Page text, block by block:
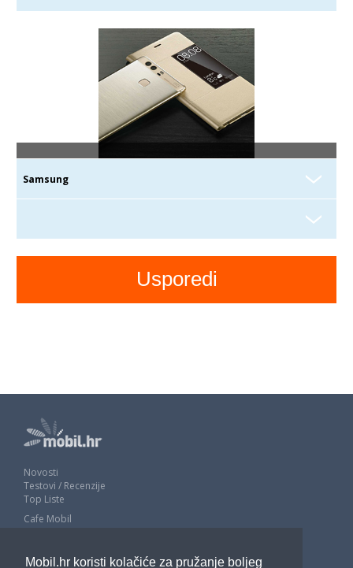
Mobil.hr koristi kolačiće za pružanje boljeg
Novosti
Testovi / Recenzije
Top Liste
Cafe Mobil
Impressum